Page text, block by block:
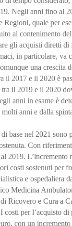
Negli anni fino al
quale per
al contenimento
gli acquisti diretti
in particolare, va
una crescita
il 2017 e il 2020 è
il 2019 e il 2020
anni in esame è
anni e dalla
base nel 2021
Con
2019.
costi sostenuti per
e ospedaliera
Medicina
Ricovero e Cura a
per l’acquisto di
con un